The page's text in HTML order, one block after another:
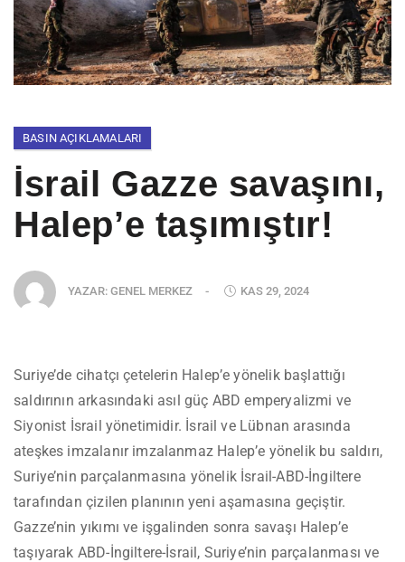
BASIN AÇIKLAMALARI
İsrail Gazze savaşını,
Halep’e taşımıştır!
YAZAR:GENEL MERKEZ - KAS 29, 2024
Suriye’de cihatçı çetelerin Halep’e yönelik başlattığı
saldırının arkasındaki asıl güç ABD emperyalizmi ve
Siyonist İsrail yönetimidir. İsrail ve Lübnan arasında
ateşkes imzalanır imzalanmaz Halep’e yönelik bu saldırı,
Suriye’nin parçalanmasına yönelik İsrail-ABD-İngiltere
tarafından çizilen planının yeni aşamasına geçiştir.
Gazze’nin yıkımı ve işgalinden sonra savaşı Halep’e
taşıyarak ABD-İngiltere-İsrail, Suriye’nin parçalanması ve